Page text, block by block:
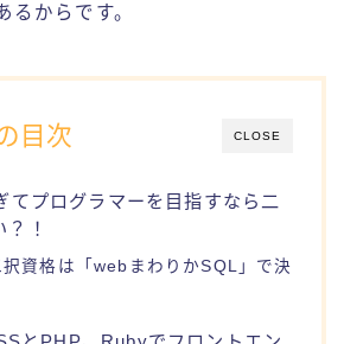
るからです。
CLOSE
目次
てプログラマーを目指すなら二
！
資格は「webまわりかSQL」で決